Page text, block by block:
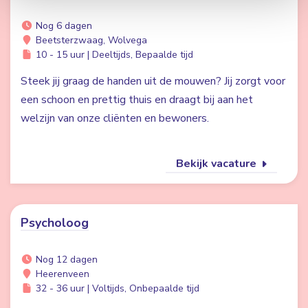
Nog 6 dagen
Beetsterzwaag, Wolvega
10 - 15 uur | Deeltijds, Bepaalde tijd
Steek jij graag de handen uit de mouwen? Jij zorgt voor
een schoon en prettig thuis en draagt bij aan het
welzijn van onze cliënten en bewoners.
Bekijk vacature
Psycholoog
Nog 12 dagen
Heerenveen
32 - 36 uur | Voltijds, Onbepaalde tijd